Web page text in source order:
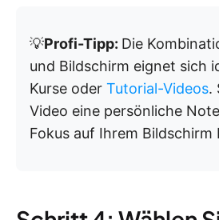
💡Profi-Tipp: Die
und Bildschirm eignet sich
Kurse oder Tutorial-Videos.
Video eine persönliche
Fokus auf Ihrem Bildschirm